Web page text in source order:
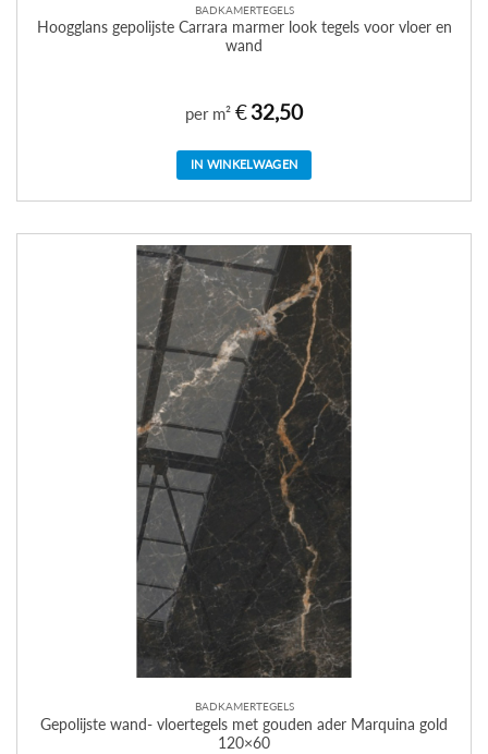
BADKAMERTEGELS
Hoogglans gepolijste Carrara marmer look tegels voor vloer en
wand
per m² €32,50
IN WINKELWAGEN
BADKAMERTEGELS
Gepolijste wand- vloertegels met gouden ader Marquina gold
120×60